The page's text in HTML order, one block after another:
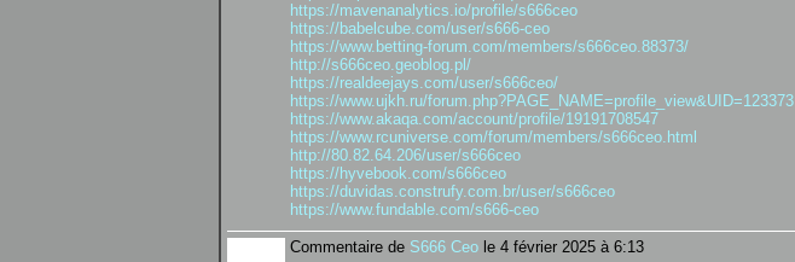
https://mavenanalytics.io/profile/s666ceo
https://babelcube.com/user/s666-ceo
https://www.betting-forum.com/members/s666ceo.88373/
http://s666ceo.geoblog.pl/
https://realdeejays.com/user/s666ceo/
https://www.ujkh.ru/forum.php?PAGE_NAME=profile_view&UID=123373
https://www.akaqa.com/account/profile/19191708547
https://www.rcuniverse.com/forum/members/s666ceo.html
http://80.82.64.206/user/s666ceo
https://hyvebook.com/s666ceo
https://duvidas.construfy.com.br/user/s666ceo
https://www.fundable.com/s666-ceo
Commentaire de S666 Ceo le 4 février 2025 à 6:13